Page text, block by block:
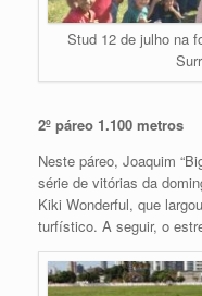
Stud 12 de julho na
2º páreo 1.100 metros
Neste páreo, Joaquim
série de vitórias da
Kiki Wonderful, que
turfístico. A seguir, o